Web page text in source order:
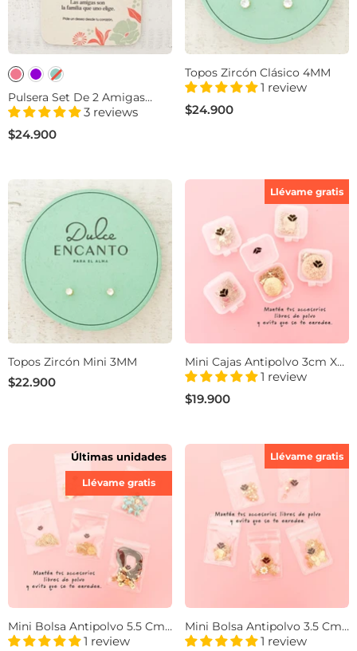
Pulsera Set De 2 Amigas
Corazón Dorado Blanco Para
3 reviews
$24.900
Topos Zircón Clásico 4MM
1 review
$24.900
Topos Zircón Mini 3MM
$22.900
Llévame gratis
Mini Cajas Antipolvo 3cm X
3cm Set De 5 Para Joyería
1 review
$19.900
Últimas unidades
Llévame gratis
Mini Bolsa Antipolvo 5.5 Cm
X 6.5 Cm Set De 5 Para
1 review
Llévame gratis
Mini Bolsa Antipolvo 3.5 Cm
X 4.5 Cm Set De 5 Para
1 review